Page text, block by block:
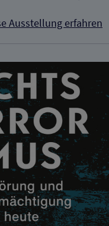
Ausstellung erfahren